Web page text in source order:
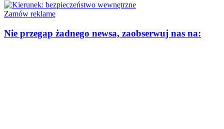
Zamów reklamę
Nie przegap żadnego newsa, zaobserwuj nas na: